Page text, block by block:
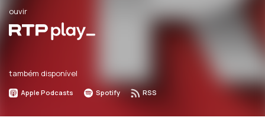
ouvir
também disponível
Apple Podcasts Spotify RSS